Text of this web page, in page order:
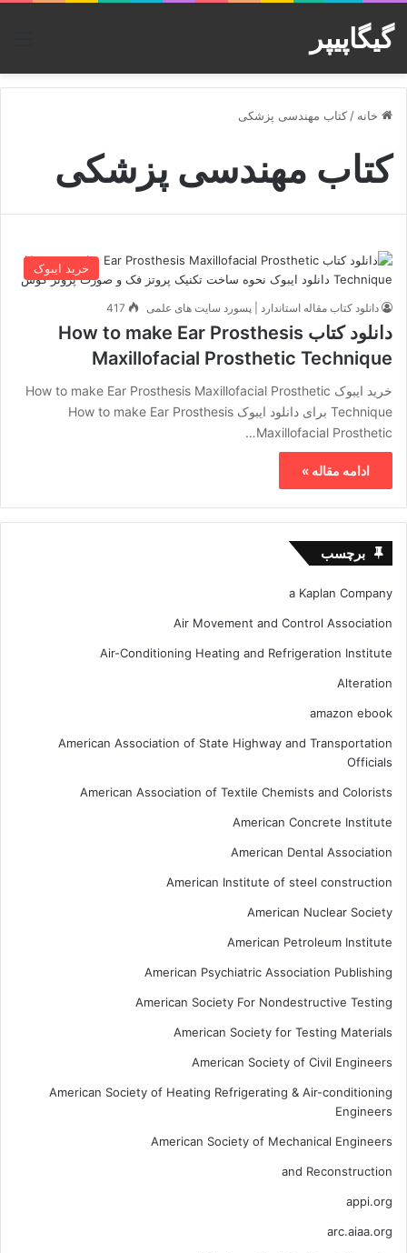
گیگاپیپر
خانه / کتاب مهندسی پزشکی
کتاب مهندسی پزشکی
خرید ایبوک
دانلود کتاب مقاله استاندارد | پسورد سایت های علمی 417
دانلود کتاب How to make Ear Prosthesis
Maxillofacial Prosthetic Technique
خرید ایبوک How to make Ear Prosthesis Maxillofacial Prosthetic
Technique برای دانلود ایبوک How to make Ear Prosthesis
Maxillofacial Prosthetic…
ادامه مقاله »
برچسب
a Kaplan Company
Air Movement and Control Association
Air-Conditioning Heating and Refrigeration Institute
Alteration
amazon ebook
American Association of State Highway and Transportation
Officials
American Association of Textile Chemists and Colorists
American Concrete Institute
American Dental Association
American Institute of steel construction
American Nuclear Society
American Petroleum Institute
American Psychiatric Association Publishing
American Society For Nondestructive Testing
American Society for Testing Materials
American Society of Civil Engineers
American Society of Heating Refrigerating & Air-conditioning
Engineers
American Society of Mechanical Engineers
and Reconstruction
appi.org
arc.aiaa.org